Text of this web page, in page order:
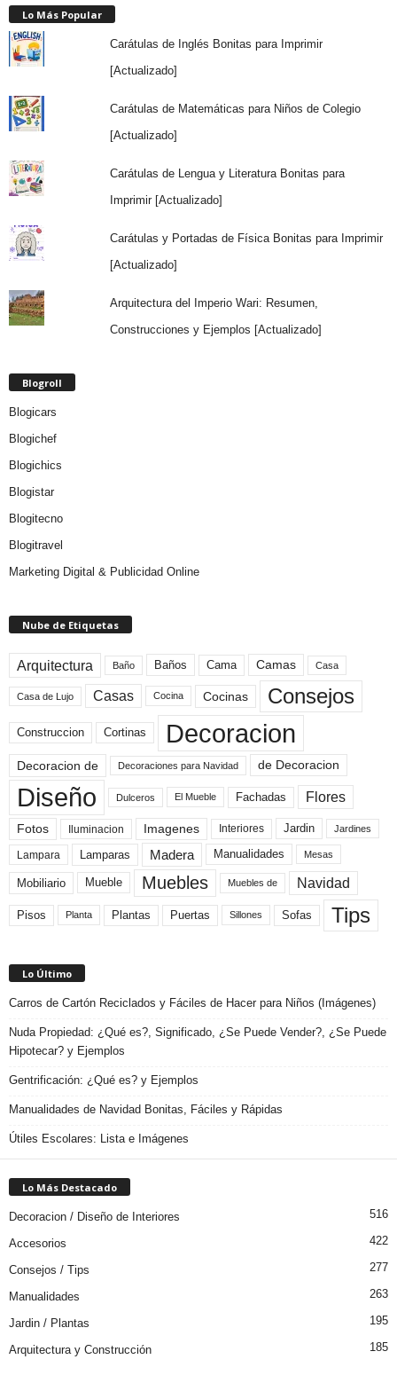
Lo Más Popular
Carátulas de Inglés Bonitas para Imprimir
[Actualizado]
Carátulas de Matemáticas para Niños de Colegio
[Actualizado]
Carátulas de Lengua y Literatura Bonitas para
Imprimir [Actualizado]
Carátulas y Portadas de Física Bonitas para Imprimir
[Actualizado]
Arquitectura del Imperio Wari: Resumen,
Construcciones y Ejemplos [Actualizado]
Blogroll
Blogicars
Blogichef
Blogichics
Blogistar
Blogitecno
Blogitravel
Marketing Digital & Publicidad Online
Nube de Etiquetas
Arquitectura Baño Baños Cama Camas Casa
Casa de Lujo Casas Cocina Cocinas Consejos
Construccion Cortinas Decoracion
Decoracion de Decoraciones para Navidad de Decoracion
Diseño Dulceros El Mueble Fachadas Flores
Fotos Iluminacion Imagenes Interiores Jardin Jardines
Lampara Lamparas Madera Manualidades Mesas
Mobiliario Mueble Muebles Muebles de Navidad
Pisos Planta Plantas Puertas Sillones Sofas Tips
Lo Último
Carros de Cartón Reciclados y Fáciles de Hacer para Niños (Imágenes)
Nuda Propiedad: ¿Qué es?, Significado, ¿Se Puede Vender?, ¿Se Puede
Hipotecar? y Ejemplos
Gentrificación: ¿Qué es? y Ejemplos
Manualidades de Navidad Bonitas, Fáciles y Rápidas
Útiles Escolares: Lista e Imágenes
Lo Más Destacado
Decoracion / Diseño de Interiores 516
Accesorios 422
Consejos / Tips 277
Manualidades 263
Jardin / Plantas 195
Arquitectura y Construcción 185